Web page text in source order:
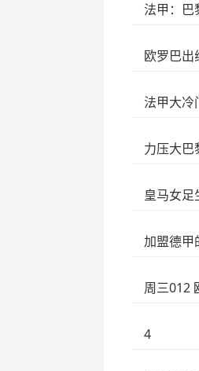
法甲：巴
欧罗巴出
法甲大冷
力压大巴
皇马女
加盟德甲
周三012
4